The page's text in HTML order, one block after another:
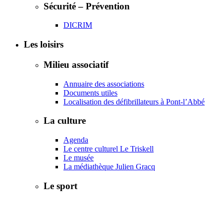
Sécurité – Prévention
DICRIM
Les loisirs
Milieu associatif
Annuaire des associations
Documents utiles
Localisation des défibrillateurs à Pont-l’Abbé
La culture
Agenda
Le centre culturel Le Triskell
Le musée
La médiathèque Julien Gracq
Le sport